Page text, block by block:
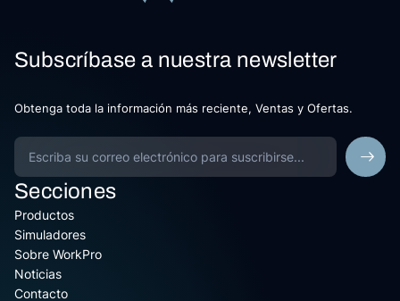
Subscríbase a nuestra newsletter
Obtenga toda la información más reciente, Ventas y Ofertas.
Secciones
Productos
Simuladores
Sobre WorkPro
Noticias
Contacto